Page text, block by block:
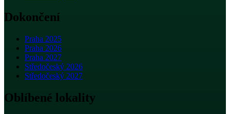
Dokončení
Praha 2025
Praha 2026
Praha 2027
Středočeský 2026
Středočeský 2027
Oblíbené lokality